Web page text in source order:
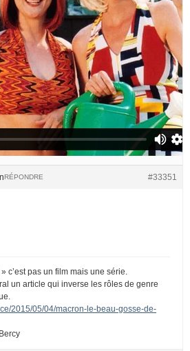
#33351
RÉPONDRE
c’est pas un film mais une série.
un article qui inverse les rôles de genre
2015/05/04/macron-le-beau-gosse-de-